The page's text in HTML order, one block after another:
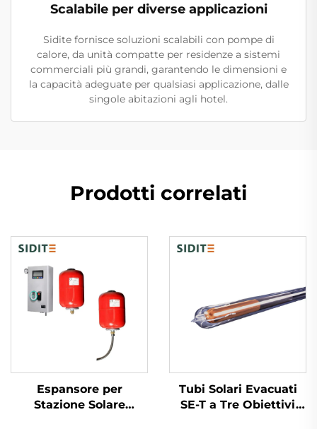
Scalabile per diverse applicazioni
Sidite fornisce soluzioni scalabili con pompe di
calore, da unità compatte per residenze a sistemi
commerciali più grandi, garantendo le dimensioni e
la capacità adeguate per qualsiasi applicazione, dalle
singole abitazioni agli hotel.
Prodotti correlati
Espansore per
Stazione Solare
Tubi Solari Evacuati
SE-T a Tre Obiettivi